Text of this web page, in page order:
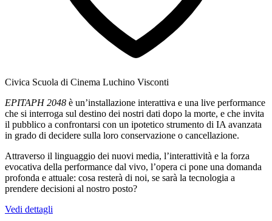
Civica Scuola di Cinema Luchino Visconti
EPITAPH 2048 è un’installazione interattiva e una live performance
che si interroga sul destino dei nostri dati dopo la morte, e che invita
il pubblico a confrontarsi con un ipotetico strumento di IA avanzata
in grado di decidere sulla loro conservazione o cancellazione.
Attraverso il linguaggio dei nuovi media, l’interattività e la forza
evocativa della performance dal vivo, l’opera ci pone una domanda
profonda e attuale: cosa resterà di noi, se sarà la tecnologia a
prendere decisioni al nostro posto?
Vedi dettagli